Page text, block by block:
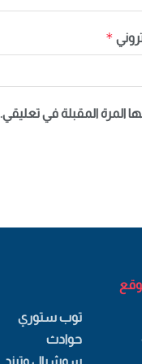
*
المرة المقبلة في تعليقي.
توب ستوري
حوادث
سوشيال وترند